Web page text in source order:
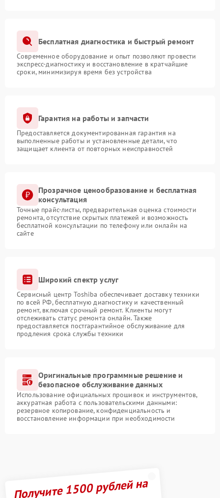
Бесплатная диагностика и быстрый ремонт
Современное оборудование и опыт позволяют провести
экспресс-диагностику и восстановление в кратчайшие
сроки, минимизируя время без устройства
Гарантия на работы и запчасти
Предоставляется документированная гарантия на
выполненные работы и установленные детали, что
защищает клиента от повторных неисправностей
Прозрачное ценообразование и бесплатная
консультация
Точные прайс-листы, предварительная оценка стоимости
ремонта, отсутствие скрытых платежей и возможность
бесплатной консультации по телефону или онлайн на
сайте
Широкий спектр услуг
Сервисный центр Toshiba обеспечивает доставку техники
по всей РФ, бесплатную диагностику и качественный
ремонт, включая срочный ремонт. Клиенты могут
отслеживать статус ремонта онлайн. Также
предоставляется постгарантийное обслуживание для
продления срока службы техники
Оригинальные программные решение и
безопасное обслуживание данных
Использование официальных прошивок и инструментов,
аккуратная работа с пользовательскими данными:
резервное копирование, конфиденциальность и
восстановление информации при необходимости
Получите 1500 рублей на